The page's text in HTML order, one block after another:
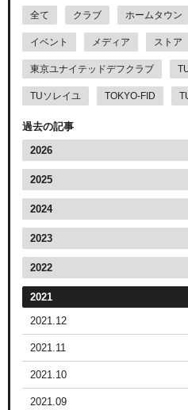
全て クラブ ホームタウン
イベント メディア ストア
東京ユナイテッドデフクラブ
TUソレイユ TOKYO-FID
過去の記事
2026
2025
2024
2023
2022
2021
2021.12
2021.11
2021.10
2021.09